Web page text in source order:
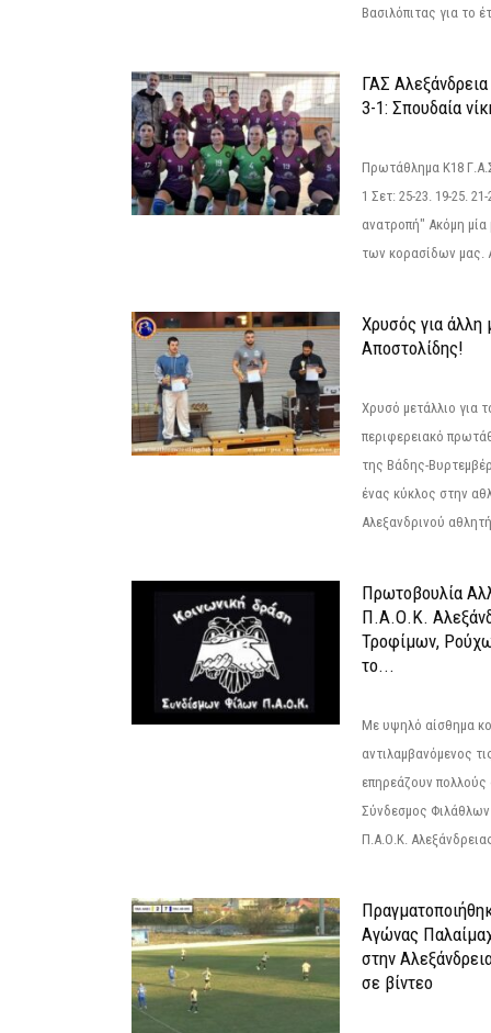
Βασιλόπιτας για το
ΓΑΣ
3-1: Σπουδαία
Πρωτάθλημα Κ18
1 Σετ: 25-23. 19-25.
ανατροπή" Ακόμη μία
των κορασίδων μας.
Χρυσός για άλλη
Αποστολίδης!
Χρυσό μετάλλιο για
περιφερειακό
της Βάδης-
ένας κύκλος στην
Αλεξανδρινού
Πρωτοβουλία
Π.Α.Ο.Κ.
Τροφίμων,
το...
Με υψηλό αίσθημα
αντιλαμβανόμενος
επηρεάζουν πολλούς
Σύνδεσμος
Π.Α.Ο.Κ.
Αγώνας
στην
σε βίντεο